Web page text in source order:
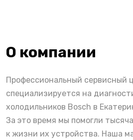
О компании
Профессиональный сервисный
специализируется на
холодильников Bosch в
За это время мы помогли
к жизни их устройства. Наша